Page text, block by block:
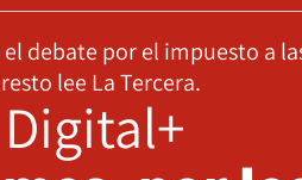
debate por el impuesto a
lee La Tercera.